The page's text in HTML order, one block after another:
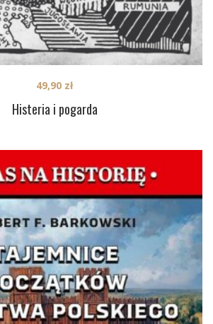
Histeria i pogarda
49,90 zł